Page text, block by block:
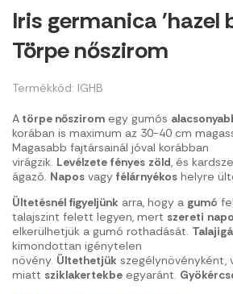
Iris germanica 'hazel
Törpe nőszirom
Termékkód: IGHB
A törpe nőszirom egy gumós
korában is maximum az 30-40 cm
Magasabb fajtársainál jóval korábban
virágzik. Levélzete fényes zöld, és
ágazó. Napos vagy félárnyékos helyre
Ültetésnél figyeljünk arra, hogy a gumó
talajszint felett legyen, mert szereti
elkerülhetjük a gumó rothadását.
kimondottan igénytelen
növény. Ültethetjük
miatt sziklakertekbe egyaránt.